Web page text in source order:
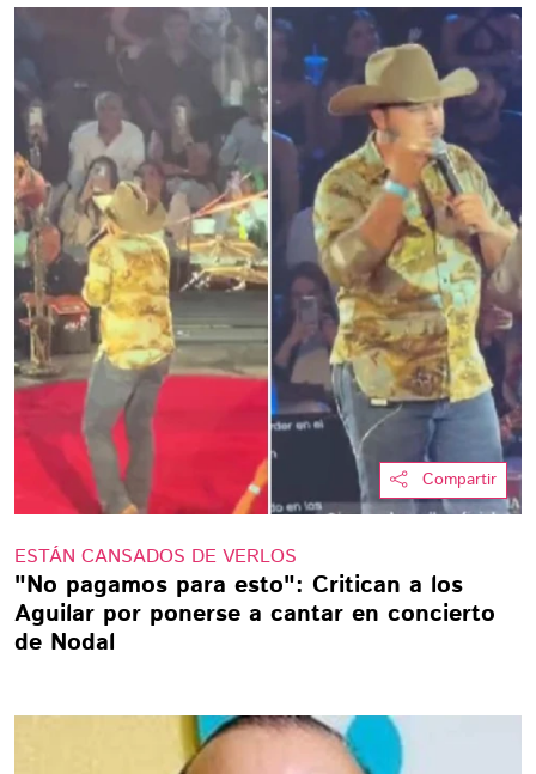
Compartir
ESTÁN CANSADOS DE VERLOS
"No pagamos para esto": Critican a los
Aguilar por ponerse a cantar en concierto
de Nodal